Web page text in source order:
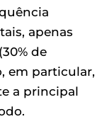
apenas
de
em particular,
a principal